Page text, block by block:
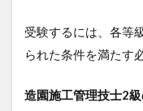
受験するには、各等
られた条件を満たす
造園施工管理技士2